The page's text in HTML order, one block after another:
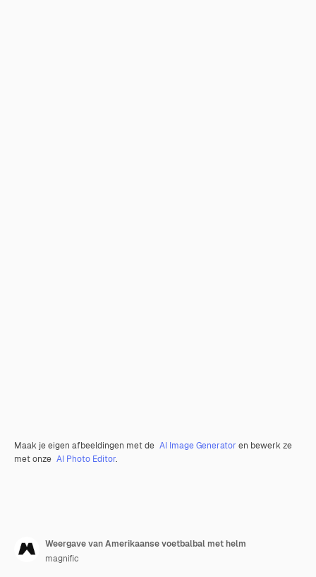
Maak je eigen afbeeldingen met de AI Image Generator en bewerk ze
met onze AI Photo Editor.
Weergave van Amerikaanse voetbalbal met helm
magnific